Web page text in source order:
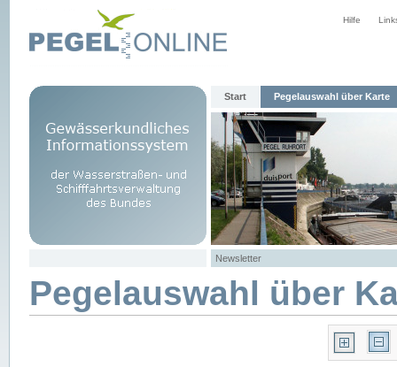
Hilfe
Start Pegelauswahl über Karte
Newsletter
Pegelauswahl über